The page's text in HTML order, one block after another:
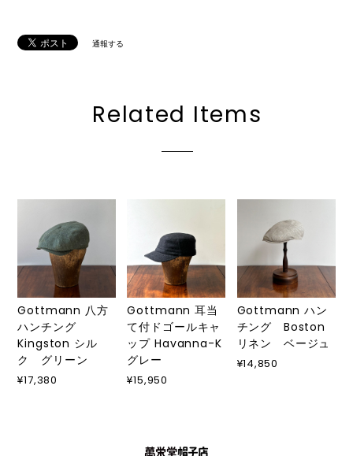
通報する
Related Items
Gottmann 八方
ハンチング
Kingston シル
ク グリーン
¥17,380
Gottmann 耳当
て付ドゴールキャ
ップ Havanna-K
グレー
¥15,950
Gottmann ハン
チング Boston
リネン ベージュ
¥14,850